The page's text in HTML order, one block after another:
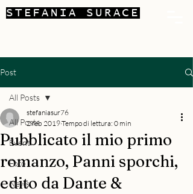
STEFANIA SURACE
Post
All Posts
Eventi
Foto
News
All Posts
Pubblicato il mio primo
romanzo, Panni sporchi,
edito da Dante &
stefaniasur76
2 feb 2019Tempo di lettura: 0 min